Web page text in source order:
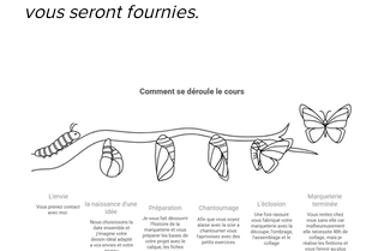
vous seront fournies.